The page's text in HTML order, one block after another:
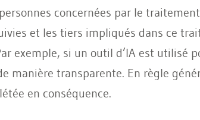
concernées par le
et les tiers impliqués dans ce
exemple, si un outil d’IA est
manière transparente. En règle
en conséquence.